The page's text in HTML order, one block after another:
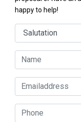
happy to help!